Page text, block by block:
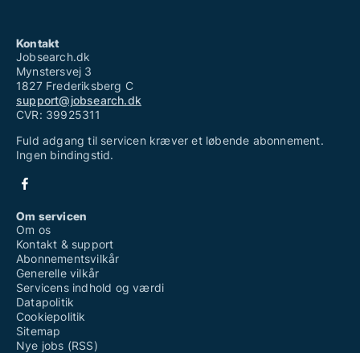
Kontakt
Jobsearch.dk
Mynstersvej 3
1827 Frederiksberg C
support@jobsearch.dk
CVR: 39925311
Fuld adgang til servicen kræver et løbende abonnement.
Ingen bindingstid.
Om servicen
Om os
Kontakt & support
Abonnementsvilkår
Generelle vilkår
Servicens indhold og værdi
Datapolitik
Cookiepolitik
Sitemap
Nye jobs (RSS)